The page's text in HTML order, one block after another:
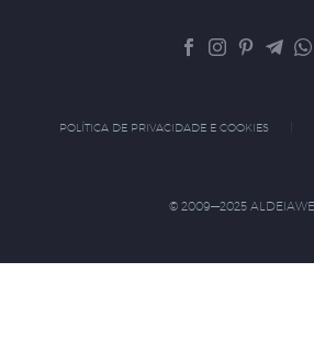
POLÍTICA DE PRIVACIDADE E COOKIES
© 2009—2025